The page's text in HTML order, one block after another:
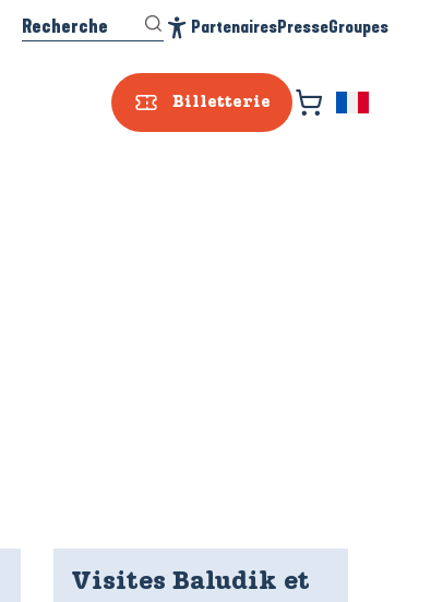
Billetterie
Recherche PartenairesPresseGroupes
Visites Baludik et